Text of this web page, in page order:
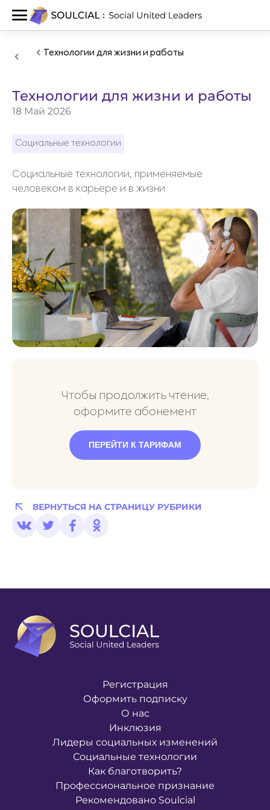
Технологии для жизни и работы
Технологии для жизни и работы
18 Май 2026
Социальные технологии
Социальные технологии, применяемые
человеком в карьере и в жизни
Чтобы продолжить чтение,
оформите абонемент
ПЕРЕЙТИ К ТАРИФАМ
ВЕРНУТЬСЯ НА СТРАНИЦУ РУБРИКИ
Регистрация
Оформить подписку
О нас
Инклюзия
Лидеры социальных изменений
Социальные технологии
Как благотворить?
Профессиональное признание
Рекомендовано Soulcial